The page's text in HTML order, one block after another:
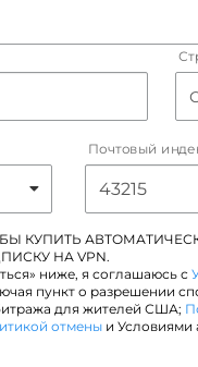
Почтовый
КУПИТЬ
НА VPN.
ниже, я соглашаюсь с
пункт о разрешении
для жителей США;
отмены и Условиями